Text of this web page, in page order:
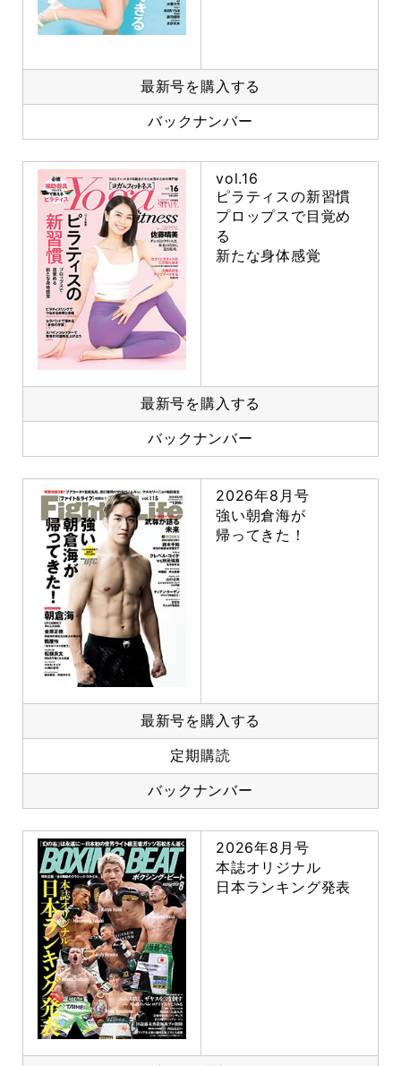
最新号を購入する
バックナンバー
vol.16
ピラティスの新習慣
プロップスで目覚め
る
新たな身体感覚
最新号を購入する
バックナンバー
2026年8月号
強い朝倉海が
帰ってきた！
最新号を購入する
定期購読
バックナンバー
2026年8月号
本誌オリジナル
日本ランキング発表